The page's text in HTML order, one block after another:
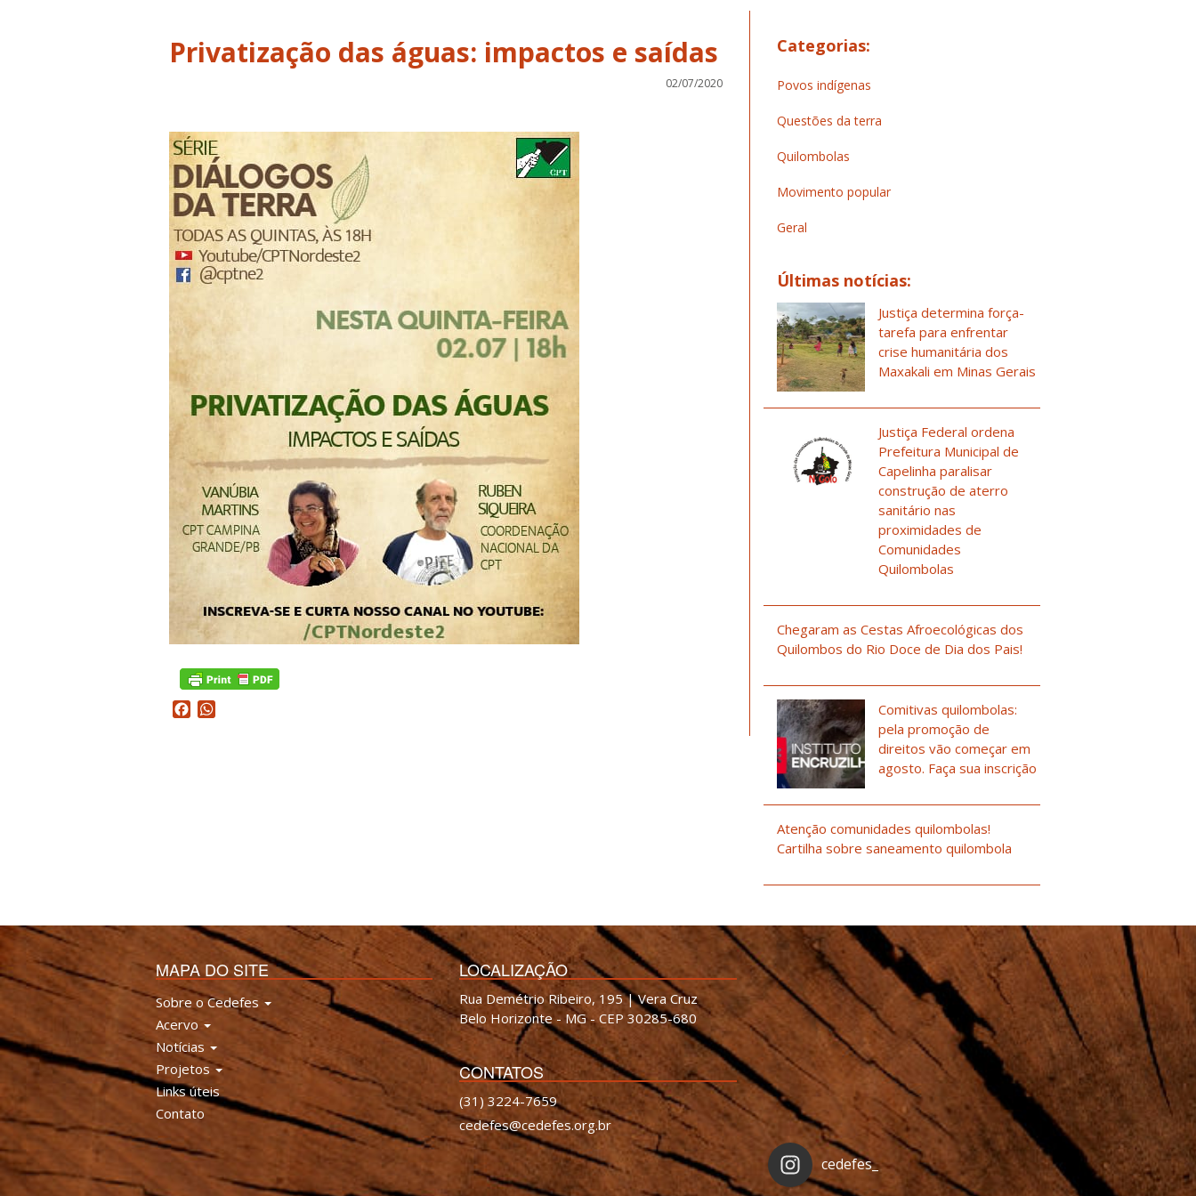
Privatização das águas: impactos e saídas
02/07/2020
Facebook
Categorias:
Povos indígenas
Questões da terra
Quilombolas
Movimento popular
Geral
Últimas notícias:
Justiça determina força-
tarefa para enfrentar
crise humanitária dos
Maxakali em Minas Gerais
Justiça Federal ordena
Prefeitura Municipal de
Capelinha paralisar
construção de aterro
sanitário nas
proximidades de
Comunidades
Quilombolas
Chegaram as Cestas Afroecológicas dos
Quilombos do Rio Doce de Dia dos Pais!
Comitivas quilombolas:
pela promoção de
direitos vão começar em
agosto. Faça sua inscrição
Atenção comunidades quilombolas!
Cartilha sobre saneamento quilombola
MAPA DO SITE
Sobre o Cedefes
Acervo
Notícias
Projetos
Links úteis
Contato
LOCALIZAÇÃO
Rua Demétrio Ribeiro, 195 | Vera Cruz
Belo Horizonte - MG - CEP 30285-680
CONTATOS
(31) 3224-7659
cedefes@cedefes.org.br
cedefes_